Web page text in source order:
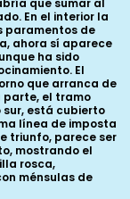
En el interior la
paramentos de
ahora sí aparece
ha sido
El
que arranca de
parte, el tramo
sur, está cubierto
línea de imposta
triunfo, parece ser
mostrando el
rosca,
ménsulas de